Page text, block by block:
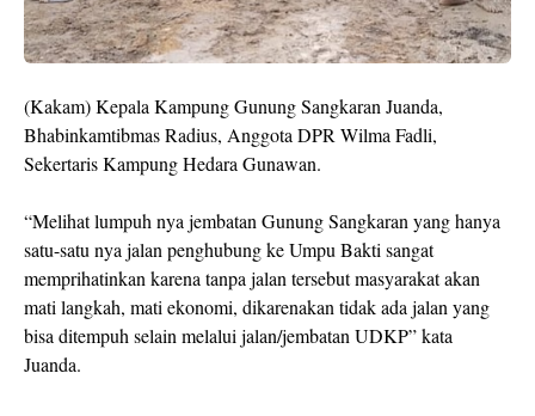
(Kakam) Kepala Kampung Gunung Sangkaran Juanda,
Bhabinkamtibmas Radius, Anggota DPR Wilma Fadli,
Sekertaris Kampung Hedara Gunawan.
“Melihat lumpuh nya jembatan Gunung Sangkaran yang hanya
satu-satu nya jalan penghubung ke Umpu Bakti sangat
memprihatinkan karena tanpa jalan tersebut masyarakat akan
mati langkah, mati ekonomi, dikarenakan tidak ada jalan yang
bisa ditempuh selain melalui jalan/jembatan UDKP” kata
Juanda.